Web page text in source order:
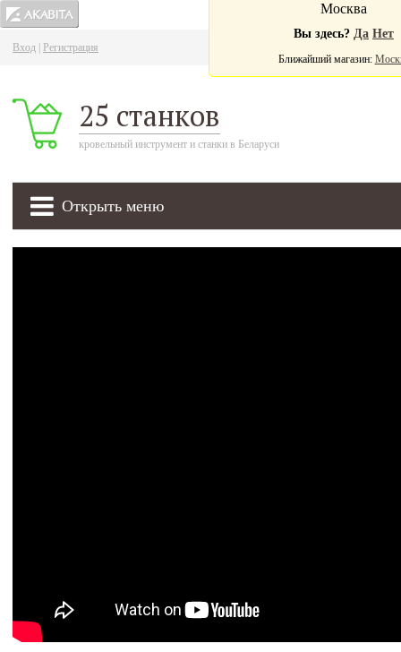
Вход Регистрация
25 станков
кровельный инструмент и станки в Беларуси
Открыть меню
Москва
Вы здесь? Да Нет
Ближайший магазин: